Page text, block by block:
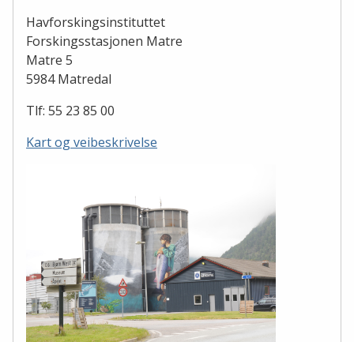
Havforskingsinstituttet
Forskingsstasjonen Matre
Matre 5
5984 Matredal
Tlf: 55 23 85 00
Kart og veibeskrivelse